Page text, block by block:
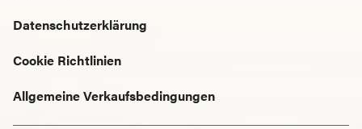
Datenschutzerklärung
Cookie Richtlinien
Allgemeine Verkaufsbedingungen